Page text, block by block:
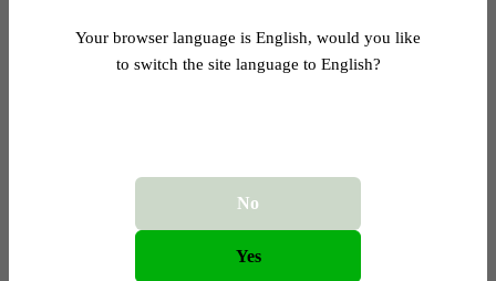
Your browser language is English, would you like
to switch the site language to English?
No
Yes